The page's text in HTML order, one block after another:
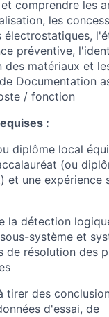
comprendre les
les
électrostatiques,
préventive,
des matériaux et
Documentation
/ fonction
:
diplôme local
(ou
et une expérience
la détection
système et
de résolution des
tirer des
d'essai, de